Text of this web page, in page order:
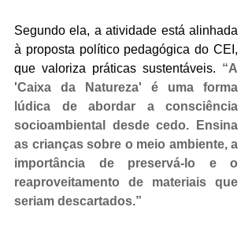
Segundo ela, a atividade está alinhada
à proposta político pedagógica do CEI,
que valoriza práticas sustentáveis. “A
'Caixa da Natureza' é uma forma
lúdica de abordar a consciência
socioambiental desde cedo. Ensina
as crianças sobre o meio ambiente, a
importância de preservá-lo e o
reaproveitamento de materiais que
seriam descartados.”